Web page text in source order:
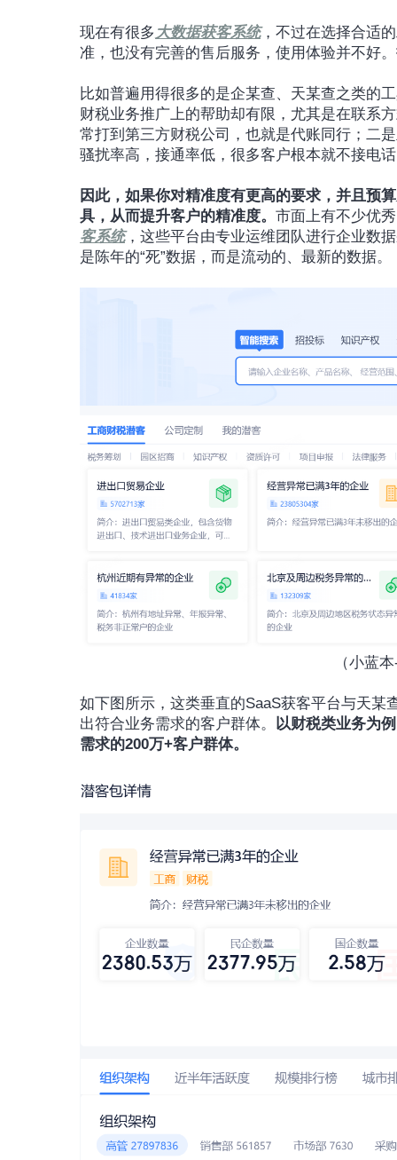
现在有很多 大数据获客系统，不过在选择合适
准，也没有完善的售后服务，使用体验并不好
比如普遍用得很多的是企某查、天某查之类的
财税业务推广上的帮助却有限，尤其是在联系
常打到第三方财税公司，也就是代账同行；二
骚扰率高，接通率低，很多客户根本就不接电
因此，如果你对精准度有更高的要求，并且预
具，从而提升客户的精准度。 市面上有不少优
客系统，这些平台由专业运维团队进行企业数
是陈年的“死”数据，而是流动的、最新的数据。
（小蓝
如下图所示，这类垂直的SaaS获客平台与天
出符合业务需求的客户群体。 以财税类业务为
需求的200万+客户群体。